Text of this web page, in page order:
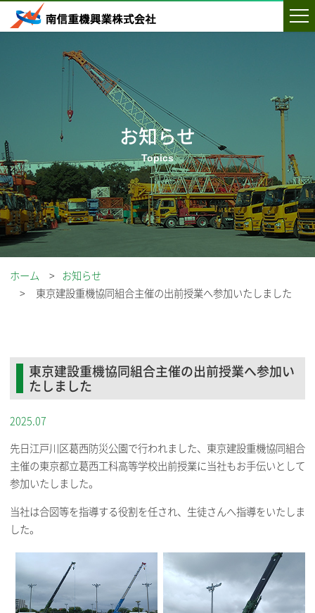
お知らせ
ホーム
お知らせ
東京建設重機協同組合主催の出前授業へ参加いたしました
東京建設重機協同組合主催の出前授業へ参加い
たしました
2025.07
先日江戸川区葛西防災公園で行われました、東京建設重機協同組合
主催の東京都立葛西工科高等学校出前授業に当社もお手伝いとして
参加いたしました。
当社は合図等を指導する役割を任され、生徒さんへ指導をいたしま
した。